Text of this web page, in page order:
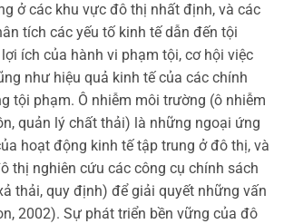
ở các khu vực đô thị nhất định, và các
tích các yếu tố kinh tế dẫn đến tội
ích của hành vi phạm tội, cơ hội việc
như hiệu quả kinh tế của các chính
tội phạm. Ô nhiễm môi trường (ô nhiễm
quản lý chất thải) là những ngoại ứng
hoạt động kinh tế tập trung ở đô thị, và
thị nghiên cứu các công cụ chính sách
thải, quy định) để giải quyết những vấn
2002). Sự phát triển bền vững của đô